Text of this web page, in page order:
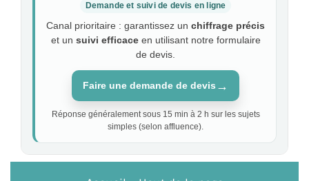
Demande et suivi de devis en ligne
Canal prioritaire : garantissez un chiffrage précis
et un suivi efficaceen utilisant notre formulaire
de devis.
Faire une demande de devis →
Réponse généralement sous 15 min à 2 h sur les sujets
simples (selon affluence).